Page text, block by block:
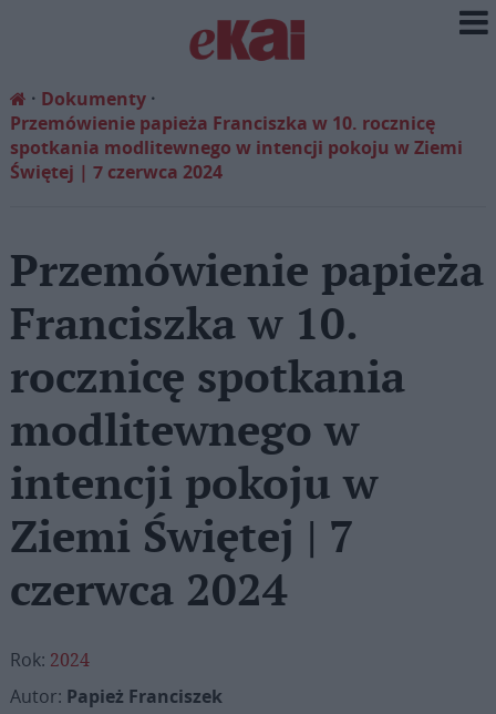
Dokumenty
Przemówienie papieża Franciszka w 10. rocznicę
spotkania modlitewnego w intencji pokoju w Ziemi
Świętej | 7 czerwca 2024
Przemówienie papieża
Franciszka w 10.
rocznicę spotkania
modlitewnego w
intencji pokoju w
Ziemi Świętej | 7
czerwca 2024
Rok: 2024
Autor: Papież Franciszek